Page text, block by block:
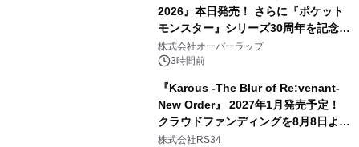
2026』本日発売！ さらに『ポケット
モンスター』シリーズ30周年を記念し
た画集『ポケットモンスター ビジュア
ルアートブック』の発売決定！ 2026
株式会社オーバーラップ
3時間前
『Karous -The Blur of Re:venant-
New Order』 2027年1月発売予定！
クラウドファンディングを8月8日より
開始
株式会社RS34